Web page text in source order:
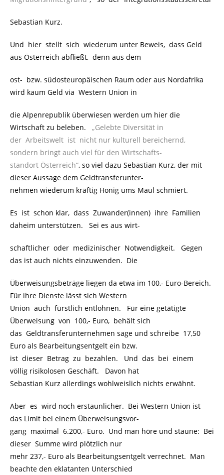
Sebastian Kurz.
Und hier stellt sich wiederum unter Beweis, dass Geld
aus Österreich abfließt, denn aus dem
ost- bzw. südosteuropäischen Raum oder aus Nordafrika
wird kaum Geld via Western Union in
die Alpenrepublik überwiesen werden um hier die
Wirtschaft zu beleben. „Gelebte Diversität in
der Arbeitswelt ist nicht nur kulturell bereichernd,
sondern bringt auch viel für den Wirtschafts-
standort Österreich“, so viel dazu Sebastian Kurz, der mit
dieser Aussage dem Geldtransferunter-
nehmen wiederum kräftig Honig ums Maul schmiert.
Es ist schon klar, dass Zuwander(innen) ihre Familien
daheim unterstützen. Sei es aus wirt-
schaftlicher oder medizinischer Notwendigkeit. Gegen
das ist auch nichts einzuwenden. Die
Überweisungsbeträge liegen da etwa im 100,- Euro-Bereich.
Für ihre Dienste lässt sich Western
Union auch fürstlich entlohnen. Für eine getätigte
Überweisung von 100,- Euro, behält sich
das Geldtransferunternehmen sage und schreibe 17,50
Euro als Bearbeitungsentgelt ein bzw.
ist dieser Betrag zu bezahlen. Und das bei einem
völlig risikolosen Geschäft. Davon hat
Sebastian Kurz allerdings wohlweislich nichts erwähnt.
Aber es wird noch erstaunlicher. Bei Western Union ist
das Limit bei einem Überweisungsvor-
gang maximal 6.200,- Euro. Und man höre und staune: Bei
dieser Summe wird plötzlich nur
mehr 237,- Euro als Bearbeitungsentgelt verrechnet. Man
beachte den eklatanten Unterschied